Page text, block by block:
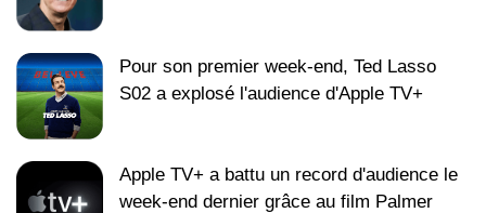
Pour son premier week-end, Ted Lasso
S02 a explosé l'audience d'Apple TV+
Apple TV+ a battu un record d'audience le
week-end dernier grâce au film Palmer